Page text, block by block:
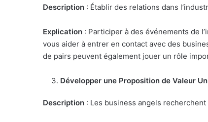
Description : Établir des relations dans
Explication : Participer à des événements de
vous aider à entrer en contact avec des
de pairs peuvent également jouer un rôle
Développer une Proposition de Valeur
Description : Les business angels